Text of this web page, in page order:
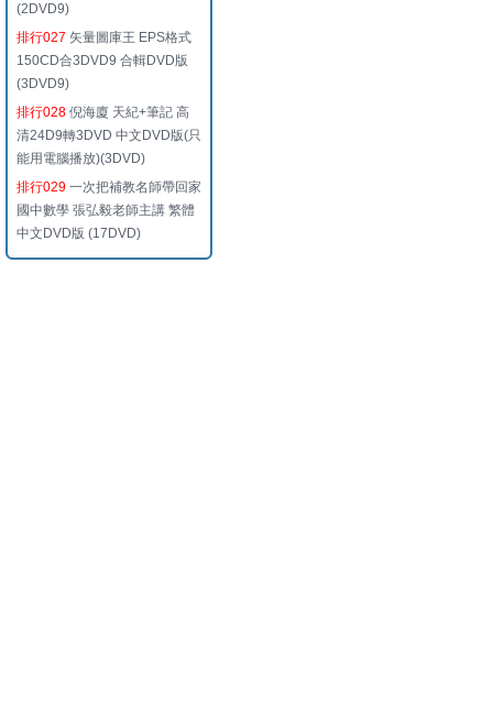
(2DVD9)
排行027 矢量圖庫王 EPS格式
150CD合3DVD9 合輯DVD版
(3DVD9)
排行028 倪海廈 天紀+筆記 高
清24D9轉3DVD 中文DVD版(只
能用電腦播放)(3DVD)
排行029 一次把補教名師帶回家
國中數學 張弘毅老師主講 繁體
中文DVD版 (17DVD)